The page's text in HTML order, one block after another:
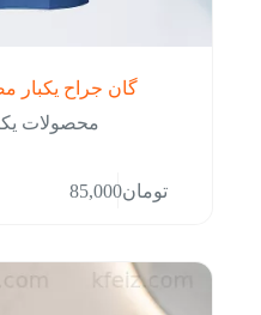
گان جراح یکبار مصرف ۳۸
محصولات
تومان85,000